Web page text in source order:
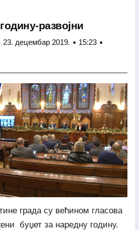
развојни
23. децембар 2019. • 15:23 •
града су већином гласова
буџет за наредну годину.